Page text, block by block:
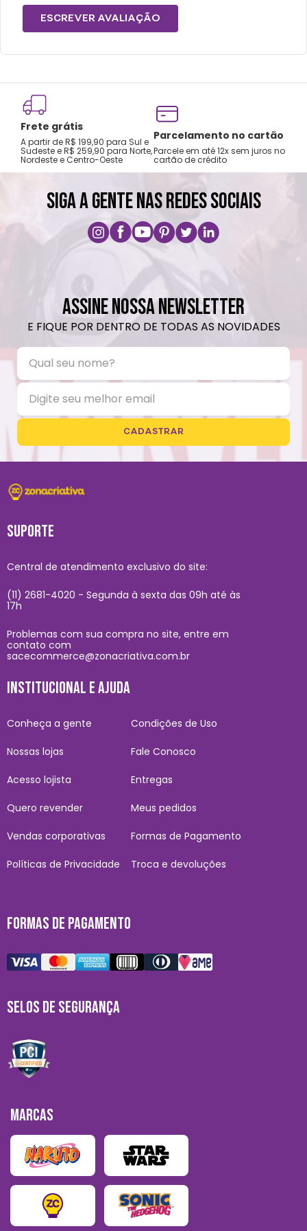
ESCREVER AVALIAÇÃO
Frete grátis
A partir de R$ 199,90 para Sul e
Sudeste e R$ 259,90 para Norte,
Nordeste e Centro-Oeste
Parcelamento no cartão
Parcele em até 12x sem juros no
cartão de crédito
SIGA A GENTE NAS REDES SOCIAIS
ASSINE NOSSA NEWSLETTER
E FIQUE POR DENTRO DE TODAS AS NOVIDADES
CADASTRAR
SUPORTE
Central de atendimento exclusivo do site:
(11) 2681-4020 - Segunda à sexta das 09h até às
17h
Problemas com sua compra no site, entre em
contato com
sacecommerce@zonacriativa.com.br
INSTITUCIONAL E AJUDA
Conheça a gente
Nossas lojas
Acesso lojista
Quero revender
Vendas corporativas
Políticas de Privacidade
Condições de Uso
Fale Conosco
Entregas
Meus pedidos
Formas de Pagamento
Troca e devoluções
FORMAS DE PAGAMENTO
SELOS DE SEGURANÇA
MARCAS